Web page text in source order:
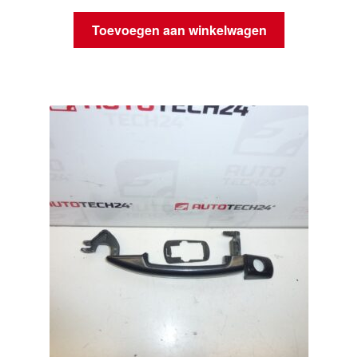
Toevoegen aan winkelwagen